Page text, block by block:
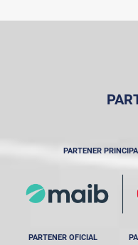
PARTENER
PARTENER OFICIAL